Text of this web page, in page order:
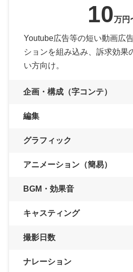
10万円
Youtube広告等の短い動画広
ションを組み込み、訴求効果
い方向け。
企画・構成（字コンテ）
編集
グラフィック
アニメーション（簡易）
BGM・効果音
キャスティング
撮影日数
ナレーション